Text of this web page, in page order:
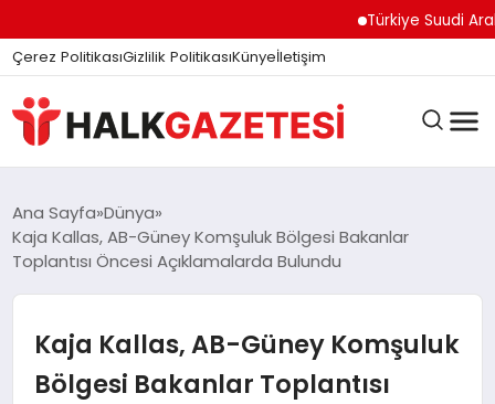
Türkiye Suudi
Çerez PolitikasıGizlilik PolitikasıKünyeİletişim
DÜNYA
EĞITIM
EKONOMI
Ana Sayfa Dünya
Kaja Kallas, AB-Güney Komşuluk Bölgesi Bakanlar
Toplantısı Öncesi Açıklamalarda Bulundu
Kaja Kallas, AB-Güney Komşuluk
Bölgesi Bakanlar Toplantısı